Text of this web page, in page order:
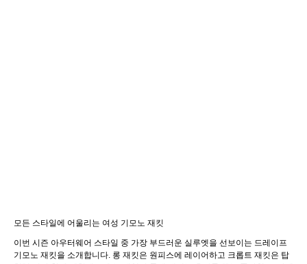
모든 스타일에 어울리는 여성 기모노 재킷
이번 시즌 아우터웨어 스타일 중 가장 부드러운 실루엣을 선보이는 드레이프
기모노 재킷을 소개합니다. 롱 재킷은 원피스에 레이어하고 크롭트 재킷은 탑